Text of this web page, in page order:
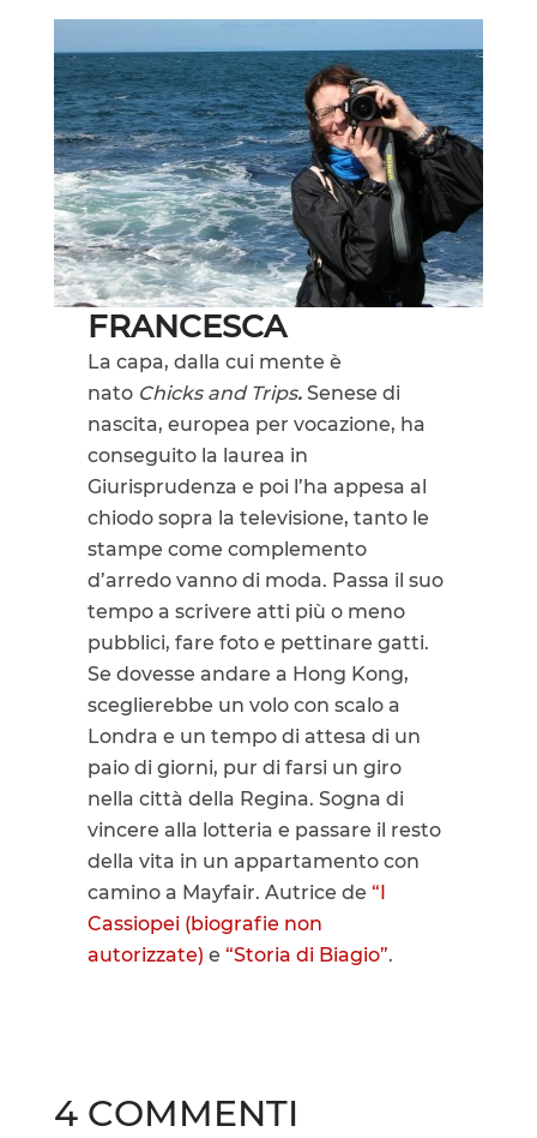
FRANCESCA
La capa, dalla cui mente è
nato Chicks and Trips.Senese di
nascita, europea per vocazione, ha
conseguito la laurea in
Giurisprudenza e poi l’ha appesa al
chiodo sopra la televisione, tanto le
stampe come complemento
d’arredo vanno di moda. Passa il suo
tempo a scrivere atti più o meno
pubblici, fare foto e pettinare gatti.
Se dovesse andare a Hong Kong,
sceglierebbe un volo con scalo a
Londra e un tempo di attesa di un
paio di giorni, pur di farsi un giro
nella città della Regina. Sogna di
vincere alla lotteria e passare il resto
della vita in un appartamento con
camino a Mayfair. Autrice de“I
Cassiopei (biografie non
autorizzate)e“Storia di Biagio”.
4 COMMENTI